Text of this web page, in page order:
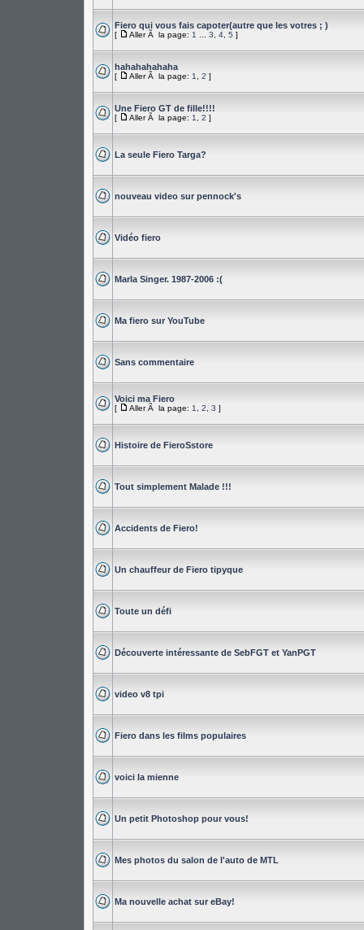
Fiero qui vous fais capoter(autre que les votres ; )
[ Aller Ã la page: 1 3 4, 5 ]
hahahahahaha
[ Aller Ã la page: 1 2 ]
Une Fiero GT de fille!!!!
[ Aller Ã la page: 1 2 ]
La seule Fiero Targa?
nouveau video sur pennock's
Vidéo fiero
Marla Singer. 1987-2006 :(
Ma fiero sur YouTube
Sans commentaire
Voici ma Fiero
[ Aller Ã la page: 1 2 3 ]
Histoire de FieroSstore
Tout simplement Malade !!!
Accidents de Fiero!
Un chauffeur de Fiero tipyque
Toute un défi
Découverte intéressante de SebFGT et YanPGT
video v8 tpi
Fiero dans les films populaires
voici la mienne
Un petit Photoshop pour vous!
Mes photos du salon de l'auto de MTL
Ma nouvelle achat sur eBay!